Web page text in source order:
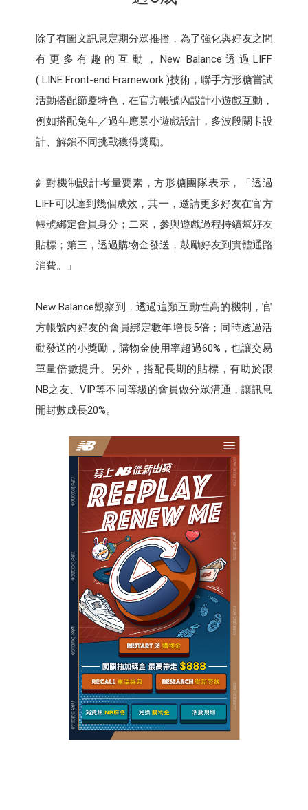
除了有圖文訊息定期分眾推播，為了強化與好友之間
有更多有趣的互動，New Balance透過LIFF
( LINE Front-end Framework )技術，聯手方形糖嘗試
活動搭配節慶特色，在官方帳號內設計小遊戲互動，
例如搭配兔年／過年應景小遊戲設計，多波段關卡設
計、解鎖不同挑戰獲得獎勵。
針對機制設計考量要素，方形糖團隊表示，「透過
LIFF可以達到幾個成效，其一，邀請更多好友在官方
帳號綁定會員身分；二來，參與遊戲過程持續幫好友
貼標；第三，透過購物金發送，鼓勵好友到實體通路
消費。」
New Balance觀察到，透過這類互動性高的機制，官
方帳號內好友的會員綁定數年增長5倍；同時透過活
動發送的小獎勵，購物金使用率超過60%，也讓交易
單量倍數提升。另外，搭配長期的貼標，有助於跟
NB之友、VIP等不同等級的會員做分眾溝通，讓訊息
開封數成長20%。